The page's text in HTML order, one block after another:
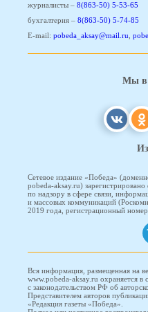
журналисты – 8(863-50) 5-53-65
бухгалтерия – 8(863-50) 5-74-85
E-mail: pobeda_aksay@mail.ru,
Мы в
Сетевое издание «Победа»
pobeda-aksay.ru)
по надзору в сфере связи,
и массовых коммуникаций
2019 года, регистрационный
Вся информация, размещенная на
www.pobeda-aksay.ru охраняется в
с законодательством РФ об
Представителем авторов
«Редакция газеты «Победа».